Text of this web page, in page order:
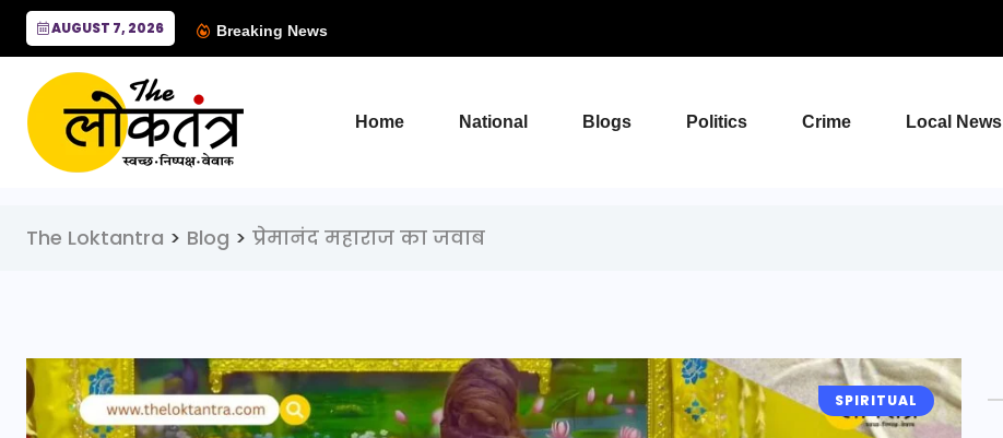
AUGUST 7, 2026 Breaking News
Home National Blogs Politics Crime Local News
The Loktantra > Blog > प्रेमानंद महाराज का जवाब
SPIRITUAL